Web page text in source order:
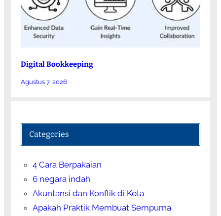
Digital Bookkeeping
Agustus 7, 2026
Categories
4 Cara Berpakaian
6 negara indah
Akuntansi dan Konflik di Kota
Apakah Praktik Membuat Sempurna